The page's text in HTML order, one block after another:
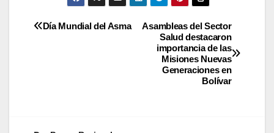
Asambleas del Sector
Salud destacaron
importancia de las
Misiones Nuevas
Generaciones en
Bolívar
Día Mundial del Asma